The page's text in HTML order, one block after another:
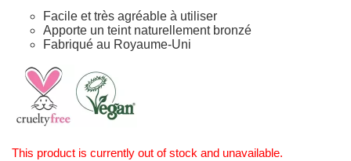
Facile et très agréable à utiliser
Apporte un teint naturellement bronzé
Fabriqué au Royaume-Uni
This product is currently out of stock and unavailable.